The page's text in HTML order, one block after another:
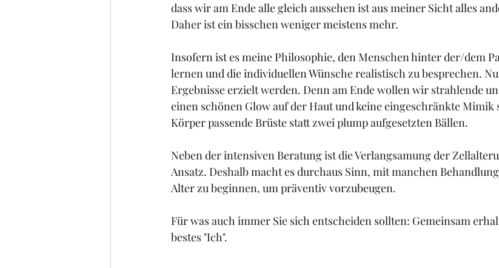
dass wir am Ende alle gleich aussehen ist aus meiner Sicht alles
Daher ist ein bisschen weniger meistens mehr.
Insofern ist es meine Philosophie, den Menschen hinter der/dem
lernen und die individuellen Wünsche realistisch zu besprechen.
Ergebnisse erzielt werden. Denn am Ende wollen wir strahlende
einen schönen Glow auf der Haut und keine eingeschränkte
Körper passende Brüste statt zwei plump aufgesetzten Bällen.
Neben der intensiven Beratung ist die Verlangsamung der
Ansatz. Deshalb macht es durchaus Sinn, mit manchen
Alter zu beginnen, um präventiv vorzubeugen.
Für was auch immer Sie sich entscheiden sollten: Gemeinsam
bestes "Ich".